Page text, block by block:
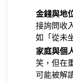
金錢與地
接詢問收
如「從未
家庭與個
笑，但在
可能被解